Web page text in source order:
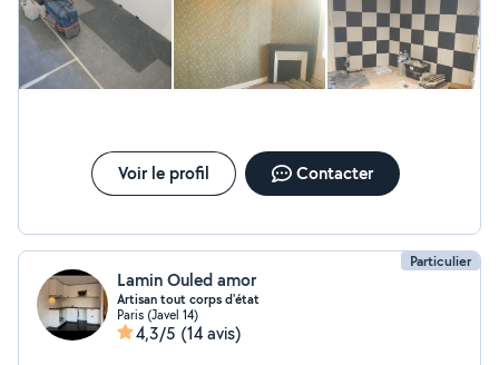
Voir le profil Contacter
Particulier
Lamin Ouled amor
Artisan tout corps d'état
Paris (Javel 14)
4,3/5 (14 avis)